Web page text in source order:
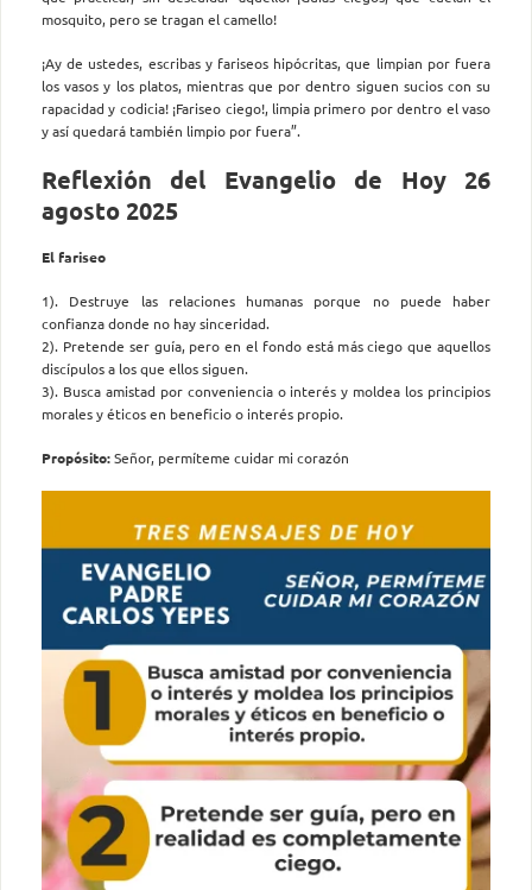
mosquito, pero se tragan el camello!
¡Ay de ustedes, escribas y fariseos hipócritas, que limpian por fuera
los vasos y los platos, mientras que por dentro siguen sucios con su
rapacidad y codicia! ¡Fariseo ciego!, limpia primero por dentro el vaso
y así quedará también limpio por fuera”.
Reflexión del Evangelio de Hoy 26
agosto 2025
El fariseo
1). Destruye las relaciones humanas porque no puede haber
confianza donde no hay sinceridad.
2). Pretende ser guía, pero en el fondo está más ciego que aquellos
discípulos a los que ellos siguen.
3). Busca amistad por conveniencia o interés y moldea los principios
morales y éticos en beneficio o interés propio.
Propósito:Señor, permíteme cuidar mi corazón